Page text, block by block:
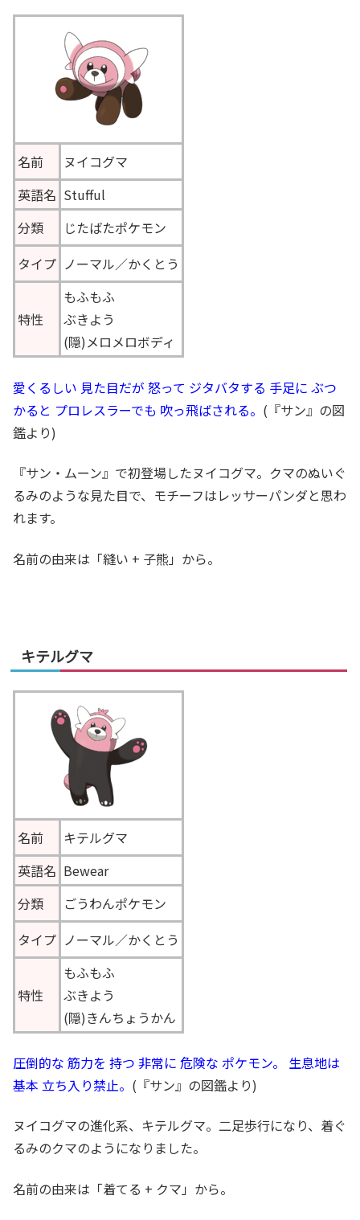
名前
ヌイコグマ
英語名 Stufful
分類
じたばたポケモン
タイプ ノーマル／かくとう
特性
もふもふ
ぶきよう
(隠)メロメロボディ
愛くるしい 見た目だが 怒って ジタバタする 手足に ぶつ
かると プロレスラーでも 吹っ飛ばされる。 (『サン』の図
鑑より)
『サン・ムーン』で初登場したヌイコグマ。クマのぬいぐ
るみのような見た目で、モチーフはレッサーパンダと思わ
れます。
名前の由来は「縫い + 子熊」から。
キテルグマ
名前
キテルグマ
英語名 Bewear
分類
ごうわんポケモン
タイプ ノーマル／かくとう
特性
もふもふ
ぶきよう
(隠)きんちょうかん
圧倒的な 筋力を 持つ 非常に 危険な ポケモン。 生息地は
基本 立ち入り禁止。 (『サン』の図鑑より)
ヌイコグマの進化系、キテルグマ。二足歩行になり、着ぐ
るみのクマのようになりました。
名前の由来は「着てる + クマ」から。